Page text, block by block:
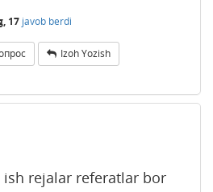
17 javob berdi
Izoh Yozish
ish rejalar referatlar bor